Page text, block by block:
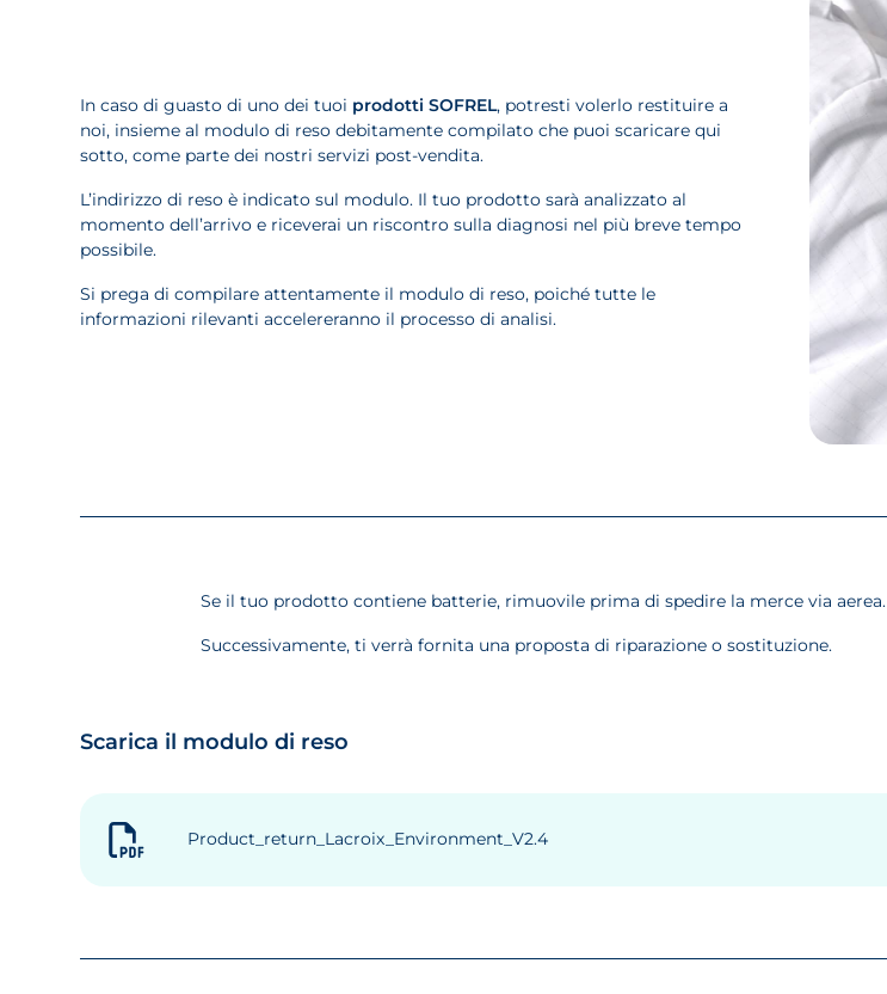
In caso di guasto di uno dei tuoi prodotti SOFREL, potresti volerlo restituire a
noi, insieme al modulo di reso debitamente compilato che puoi scaricare qui
sotto, come parte dei nostri servizi post-vendita.
L’indirizzo di reso è indicato sul modulo. Il tuo prodotto sarà analizzato al
momento dell’arrivo e riceverai un riscontro sulla diagnosi nel più breve tempo
possibile.
Si prega di compilare attentamente il modulo di reso, poiché tutte le
informazioni rilevanti accelereranno il processo di analisi.
Se il tuo prodotto contiene batterie, rimuovile prima di spedire la merce via aerea.
Successivamente, ti verrà fornita una proposta di riparazione o sostituzione.
Scarica il modulo di reso
Product_return_Lacroix_Environment_V2.4